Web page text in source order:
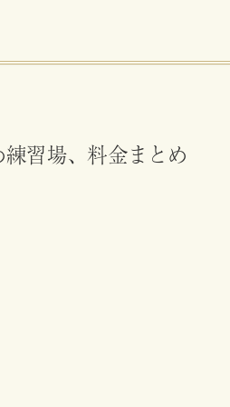
習場、料金まとめ